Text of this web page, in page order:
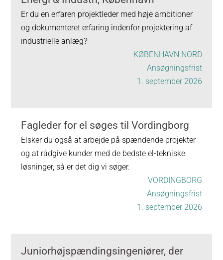
Er du en erfaren projektleder med høje ambitioner
og dokumenteret erfaring indenfor projektering af
industrielle anlæg?
KØBENHAVN NORD
Ansøgningsfrist
1. september 2026
Fagleder for el søges til Vordingborg
Elsker du også at arbejde på spændende projekter
og at rådgive kunder med de bedste el-tekniske
løsninger, så er det dig vi søger.
VORDINGBORG
Ansøgningsfrist
1. september 2026
Juniorhøjspændingsingeniører, der